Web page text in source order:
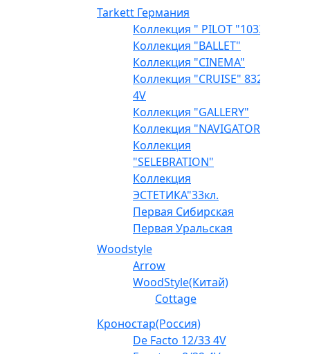
Tarkett Германия
Коллекция " PILOT "1033
Коллекция "BALLET"
Коллекция "CINEMA"
Коллекция "CRUISE" 832
4V
Коллекция "GALLERY"
Коллекция "NAVIGATOR"
Коллекция
"SELEBRATION"
Коллекция
ЭСТЕТИКА"33кл.
Первая Сибирская
Первая Уральская
Woodstyle
Arrow
WoodStyle(Китай)
Cottage
Кроностар(Россия)
De Facto 12/33 4V